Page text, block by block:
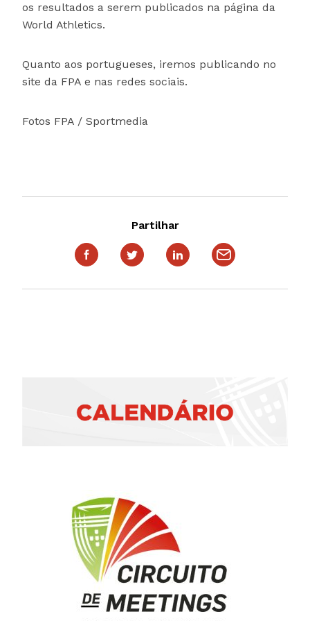
os resultados a serem publicados na página da
World Athletics.
Quanto aos portugueses, iremos publicando no
site da FPA e nas redes sociais.
Fotos FPA / Sportmedia
Partilhar